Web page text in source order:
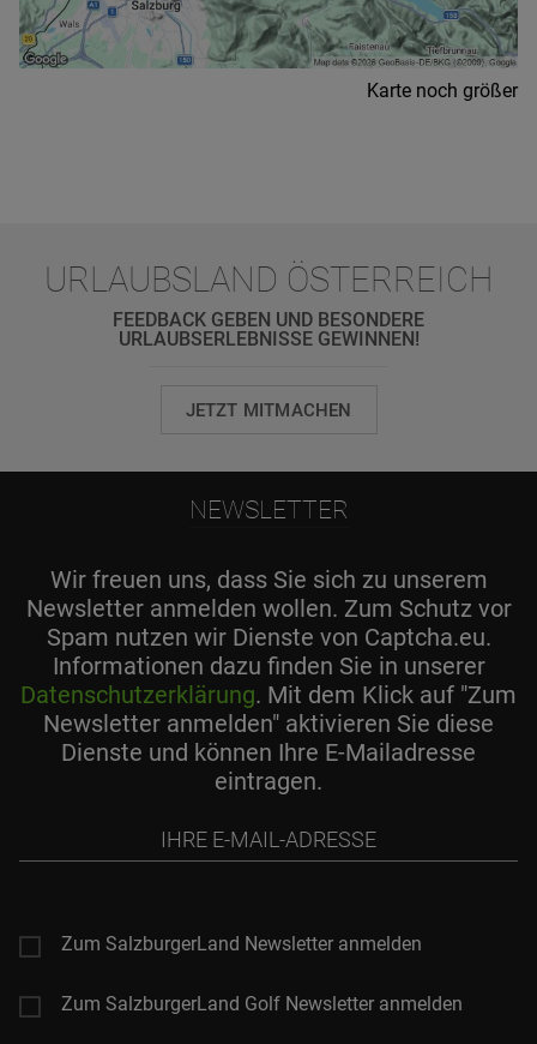
Karte noch größer
URLAUBSLAND ÖSTERREICH
FEEDBACK GEBEN UND BESONDERE
URLAUBSERLEBNISSE GEWINNEN!
JETZT MITMACHEN
NEWSLETTER
Wir freuen uns, dass Sie sich zu unserem
Newsletter anmelden wollen. Zum Schutz vor
Spam nutzen wir Dienste von Captcha.eu.
Informationen dazu finden Sie in unserer
Datenschutzerklärung. Mit dem Klick auf "Zum
Newsletter anmelden" aktivieren Sie diese
Dienste und können Ihre E-Mailadresse
eintragen.
Mail-
Zum SalzburgerLand Newsletter anmelden
Zum SalzburgerLand Golf Newsletter anmelden